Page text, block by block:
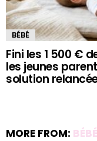
BÉBÉ
Fini les 1 500 €
les jeunes
solution
MORE FROM: BÉBÉ